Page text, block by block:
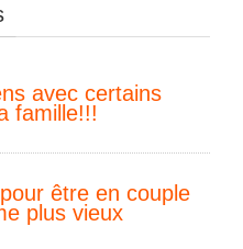
avec certains
famille!!!
être en couple
plus vieux